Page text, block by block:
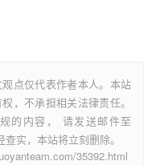
点仅代表作者本人。本站
，不承担相关法律责任。
的内容， 请发送邮件至
实，本站将立刻删除。
35392.html